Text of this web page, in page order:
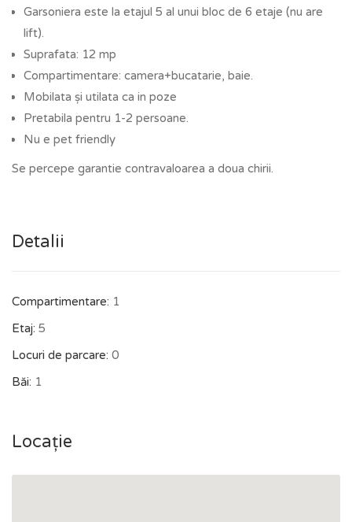
Garsoniera este la etajul 5 al unui bloc de 6 etaje (nu are
lift).
Suprafata: 12 mp
Compartimentare: camera+bucatarie, baie.
Mobilata și utilata ca in poze
Pretabila pentru 1-2 persoane.
Nu e pet friendly
Se percepe garantie contravaloarea a doua chirii.
Detalii
Compartimentare: 1
Etaj: 5
Locuri de parcare: 0
Băi: 1
Locație